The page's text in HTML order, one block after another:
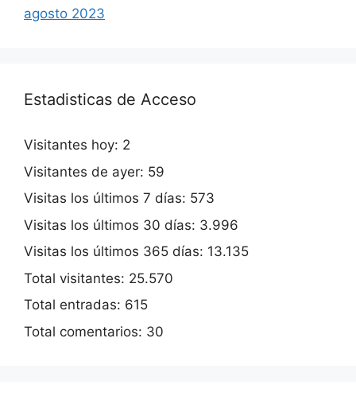
agosto 2023
Estadisticas de Acceso
Visitantes hoy: 2
Visitantes de ayer: 59
Visitas los últimos 7 días: 573
Visitas los últimos 30 días: 3.996
Visitas los últimos 365 días: 13.135
Total visitantes: 25.570
Total entradas: 615
Total comentarios: 30